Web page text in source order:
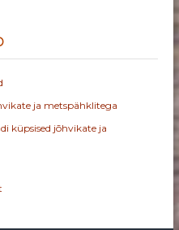
ja metspähklitega
küpsised jõhvikate ja